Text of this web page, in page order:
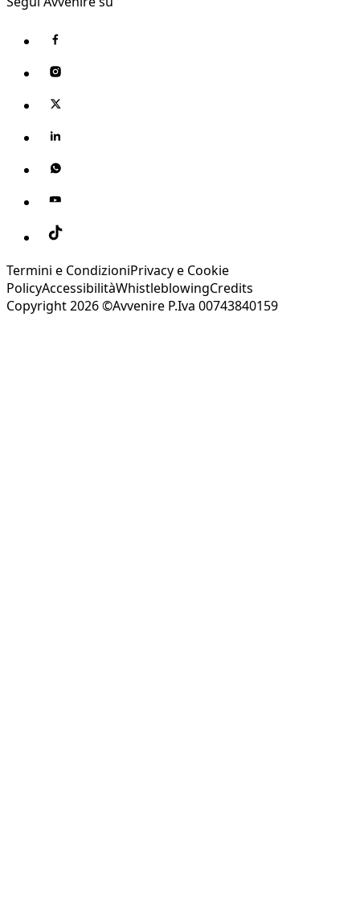
Termini e CondizioniPrivacy e Cookie
PolicyAccessibilitàWhistleblowingCredits
Copyright 2026 ©Avvenire P.Iva 00743840159